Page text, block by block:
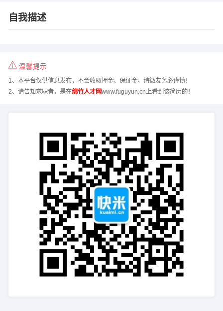
自我描述
温馨提示
1、本平台仅供信息发布，不会收取押金、保证金，请微友务必谨慎！
2、请告知求职者，是在绵竹人才网www.fuguyun.cn上看到该简历的！